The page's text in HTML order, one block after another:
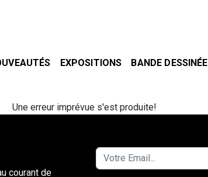
EXPOSITIONS BANDE DESSINÉE
Une erreur imprévue s'est produite!
courant de